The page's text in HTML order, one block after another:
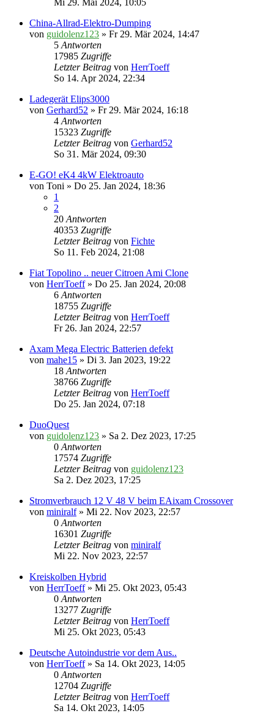
Mi 29. Mai 2024, 10:05
China-Allrad-Elektro-Dumping
von guidolenz123 » Fr 29. Mär 2024, 14:47
5Antworten
17985 Zugriffe
Letzter Beitrag von HerrToeff
So 14. Apr 2024, 22:34
Ladegerät Elips3000
von Gerhard52 » Fr 29. Mär 2024, 16:18
4Antworten
15323 Zugriffe
Letzter Beitrag von Gerhard52
So 31. Mär 2024, 09:30
E-GO! eK4 4kW Elektroauto
von Toni » Do 25. Jan 2024, 18:36
1
2
20Antworten
40353 Zugriffe
Letzter Beitrag von Fichte
So 11. Feb 2024, 21:08
Fiat Topolino .. neuer Citroen Ami Clone
von HerrToeff» Do 25. Jan 2024, 20:08
6Antworten
18755 Zugriffe
Letzter Beitrag von HerrToeff
Fr 26. Jan 2024, 22:57
Axam Mega Electric Batterien defekt
von mahe15 » Di 3. Jan 2023, 19:22
18Antworten
38766 Zugriffe
Letzter Beitrag von HerrToeff
Do 25. Jan 2024, 07:18
DuoQuest
von guidolenz123 » Sa 2. Dez 2023, 17:25
0Antworten
17574 Zugriffe
Letzter Beitrag von guidolenz123
Sa 2. Dez 2023, 17:25
Stromverbrauch 12 V 48 V beim EAixam Crossover
von miniralf» Mi 22. Nov 2023, 22:57
0Antworten
16301 Zugriffe
Letzter Beitrag von miniralf
Mi 22. Nov 2023, 22:57
Kreiskolben Hybrid
von HerrToeff» Mi 25. Okt 2023, 05:43
0Antworten
13277 Zugriffe
Letzter Beitrag von HerrToeff
Mi 25. Okt 2023, 05:43
Deutsche Autoindustrie vor dem Aus..
von HerrToeff» Sa 14. Okt 2023, 14:05
0Antworten
12704 Zugriffe
Letzter Beitrag von HerrToeff
Sa 14. Okt 2023, 14:05